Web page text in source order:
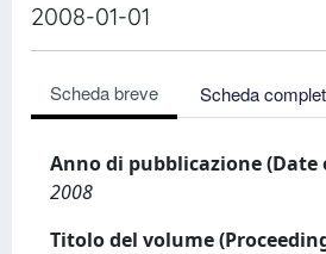
2008-01-01
Scheda breve Scheda
Anno di pubblicazione
2008
Titolo del volume